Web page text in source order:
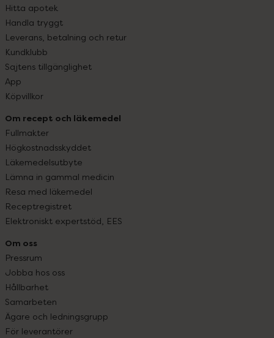
Hitta apotek
Handla tryggt
Leverans, betalning och retur
Kundklubb
Sajtens tillgänglighet
App
Köpvillkor
Om recept och läkemedel
Fullmakter
Högkostnadsskyddet
Läkemedelsutbyte
Lämna in gammal medicin
Resa med läkemedel
Receptregistret
Elektroniskt expertstöd, EES
Om oss
Pressrum
Jobba hos oss
Hållbarhet
Samarbeten
Ägare och ledningsgrupp
För leverantörer